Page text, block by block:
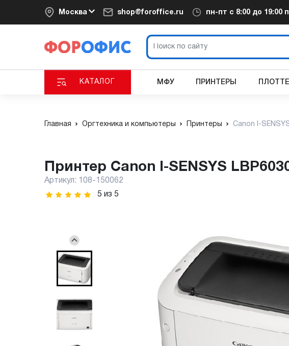
Москва shop@foroffice.ru пн-пт с 8:00 до 19:00
КАТАЛОГ МФУ ПРИНТЕРЫ
Главная Оргтехника и компьютеры Принтеры Canon I-
Принтер Canon I-SENSYS
Артикул:
108-150062
5 из 5